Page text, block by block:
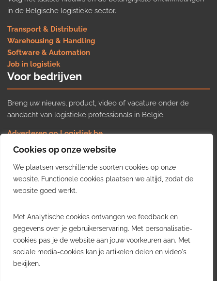
Cookies op onze website
We plaatsen verschillende soorten cookies op onze
website. Functionele cookies plaatsen we altijd, zodat de
website goed werkt.
Met Analytische cookies ontvangen we feedback en
gegevens over je gebruikerservaring. Met personalisatie-
cookies pas je de website aan jouw voorkeuren aan. Met
sociale media-cookies kan je artikelen delen en video's
bekijken.
in de Belgische logistieke sector.
Transport & Distributie
Warehousing & Handling
Software & Automation
Job in logistiek
Voor bedrijven
Breng uw nieuws, product, video of vacature onder de
aandacht van logistieke professionals in België.
Adverteren op Logistiek.be
Nieuws insturen
Uw video op Logistiek.TV
Job plaatsen
Gratis wekelijkse update
inzichten uit de Belgische logistieke sector in uw inbox.
Ontvang je gratis
wekelijkse update